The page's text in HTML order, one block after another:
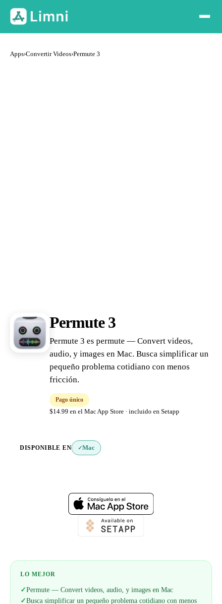
Apps›Convertir Videos›Permute 3
Permute 3
Permute 3 es permute — Convert videos,
audio, y images en Mac. Busca simplificar un
pequeño problema cotidiano con menos
fricción.
Pago único
$14.99 en el Mac App Store · incluido en Setapp
DISPONIBLE EN ✓Mac
LO MEJOR
✓Permute — Convert videos, audio, y images en Mac
✓Busca simplificar un pequeño problema cotidiano con menos